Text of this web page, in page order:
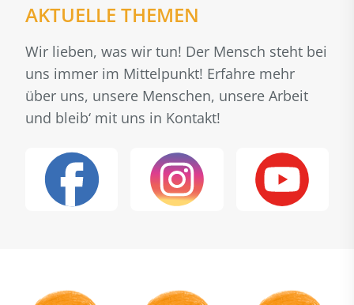
AKTUELLE THEMEN
Wir lieben, was wir tun! Der Mensch steht bei
uns immer im Mittelpunkt! Erfahre mehr
über uns, unsere Menschen, unsere Arbeit
und bleib‘ mit uns in Kontakt!